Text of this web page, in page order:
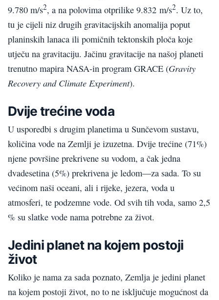
9.780 m/s2, a na polovima otprilike 9.832 m/s2. Uz to,
tu je cijeli niz drugih gravitacijskih anomalija poput
planinskih lanaca ili pomičnih tektonskih ploča koje
utječu na gravitaciju. Jačinu gravitacije na našoj planeti
trenutno mapira NASA-in program GRACE (Gravity
Recovery and Climate Experiment).
Dvije trećine voda
U usporedbi s drugim planetima u Sunčevom sustavu,
količina vode na Zemlji je izuzetna. Dvije trećine (71%)
njene površine prekrivene su vodom, a čak jedna
dvadesetina (5%) prekrivena je ledom—za sada. To su
većinom naši oceani, ali i rijeke, jezera, voda u
atmosferi, te podzemne vode. Od svih tih voda, samo 2,5
% su slatke vode nama potrebne za život.
Jedini planet na kojem postoji
život
Koliko je nama za sada poznato, Zemlja je jedini planet
na kojem postoji život, no to ne isključuje mogućnost da